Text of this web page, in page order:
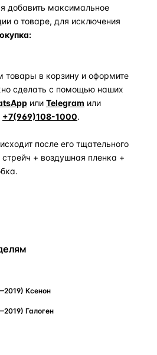
добавить максимальное
о товаре, для исключения
в корзину и оформите
сделать с помощью наших
или Telegram или
+7(969)108-1000.
после его тщательного
+ воздушная пленка +
Ксенон
Галоген